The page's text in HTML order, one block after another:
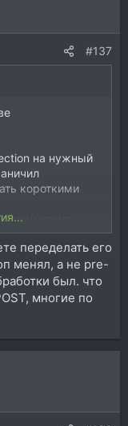
#137
на нужный
короткими
Freq(можно
Selection".
занять
отображается
в окне скрипта.
в окне по
переделать его
менял, а не pre-
был. что
многие по